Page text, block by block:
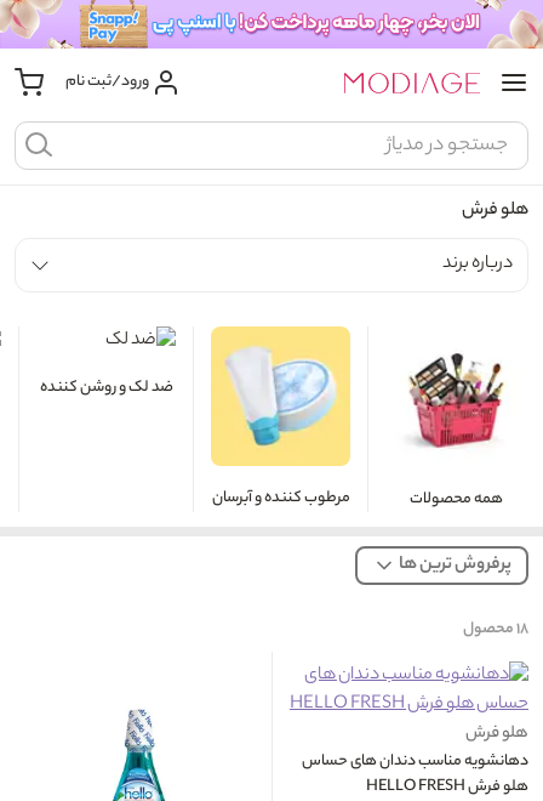
ورود/ثبت نام
هلو فرش
درباره برند
همه محصولات مرطوب کننده و آبرسان
ضد لک و روشن کننده
پرفروش ترین ها
۱۸محصول
هلو فرش
دهانشویه مناسب دندان های حساس
هلو فرش HELLO FRESH